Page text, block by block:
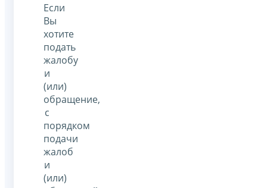
Если
Вы
хотите
подать
жалобу
и
(или)
обращение,
с
порядком
подачи
жалоб
и
(или)